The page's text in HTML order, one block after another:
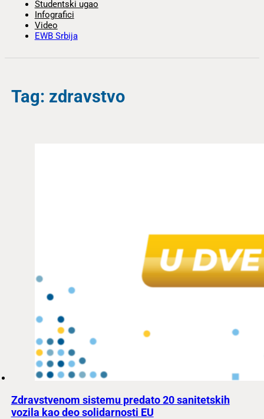
Studentski ugao
Infografici
Video
EWB Srbija
Tag: zdravstvo
Zdravstvenom sistemu predato 20 sanitetskih
vozila kao deo solidarnosti EU